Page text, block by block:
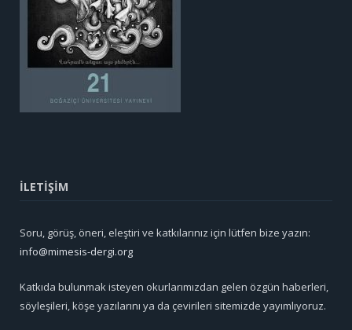
İLETİŞİM
Soru, görüş, öneri, eleştiri ve katkılarınız için lütfen bize yazın:
info@mimesis-dergi.org
Katkıda bulunmak isteyen okurlarımızdan gelen özgün haberleri,
söyleşileri, köşe yazılarını ya da çevirileri sitemizde yayımlıyoruz.